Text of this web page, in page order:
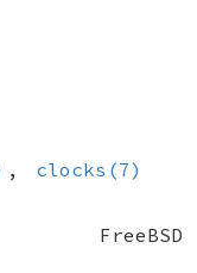
, clocks(7)
FreeBSD